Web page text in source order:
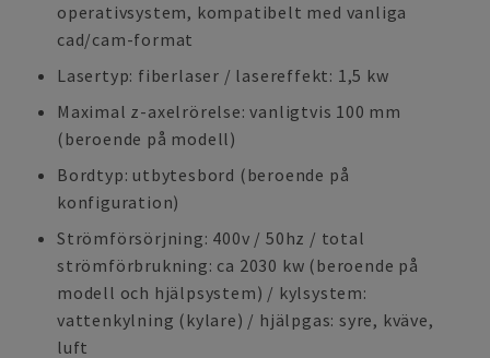
operativsystem, kompatibelt med vanliga
cad/cam-format
Lasertyp: fiberlaser / lasereffekt: 1,5 kw
Maximal z-axelrörelse: vanligtvis 100 mm
(beroende på modell)
Bordtyp: utbytesbord (beroende på
konfiguration)
Strömförsörjning: 400v / 50hz / total
strömförbrukning: ca 2030 kw (beroende på
modell och hjälpsystem) / kylsystem:
vattenkylning (kylare) / hjälpgas: syre, kväve,
luft